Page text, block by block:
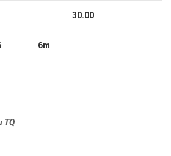
6m
30.00
TQ